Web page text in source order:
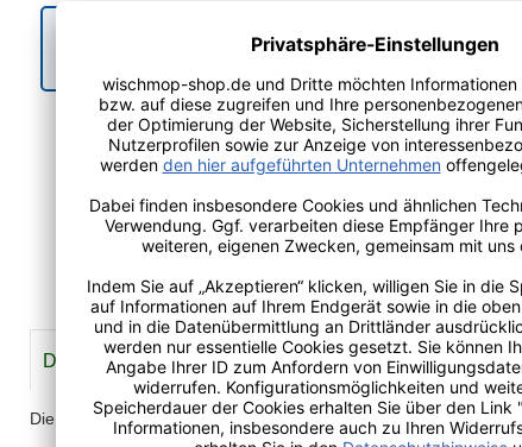
Details
Die Superpads für die Einscheibenmaschine sind nach Härtegrad
Mehr Info Kundenmeinungen